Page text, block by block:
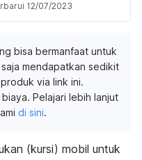
12/07/2023
bisa bermanfaat untuk
mendapatkan sedikit
via link ini.
Pelajari lebih lanjut
di sini.
(kursi) mobil untuk